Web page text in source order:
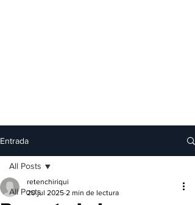
Entrada
All Posts
All Posts
retenchiriqui
20 jul 2025 2 min de lectura